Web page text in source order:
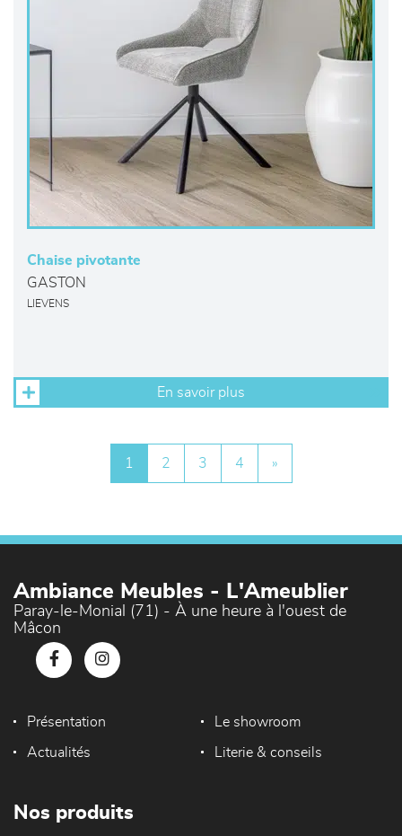
Chaise pivotante
GASTON
LIEVENS
En savoir plus
1 2 3 4 »
Ambiance Meubles - L'Ameublier
Paray-le-Monial (71) - À une heure à l'ouest de
Mâcon
Présentation Le showroom
Actualités Literie & conseils
Nos produits